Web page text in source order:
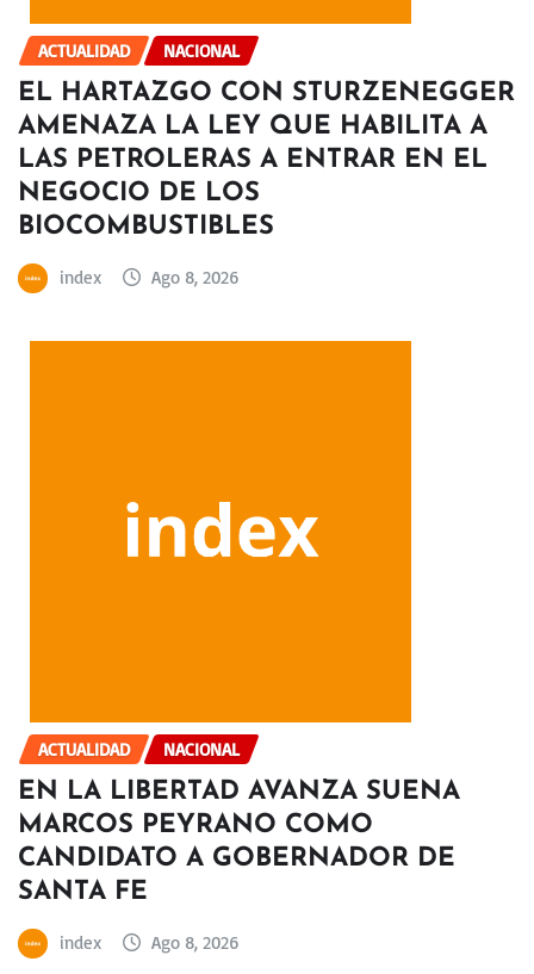
ACTUALIDAD NACIONAL
EL HARTAZGO CON STURZENEGGER
AMENAZA LA LEY QUE HABILITA A
LAS PETROLERAS A ENTRAR EN EL
NEGOCIO DE LOS
BIOCOMBUSTIBLES
index Ago 8, 2026
ACTUALIDAD NACIONAL
EN LA LIBERTAD AVANZA SUENA
MARCOS PEYRANO COMO
CANDIDATO A GOBERNADOR DE
SANTA FE
index Ago 8, 2026